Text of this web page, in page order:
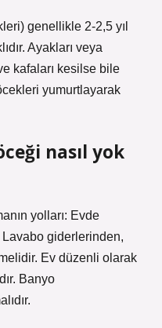
genellikle 2-2,5 yıl
Ayakları veya
kafaları kesilse bile
yumurtlayarak
nasıl yok
yolları: Evde
giderlerinden,
Ev düzenli olarak
Banyo